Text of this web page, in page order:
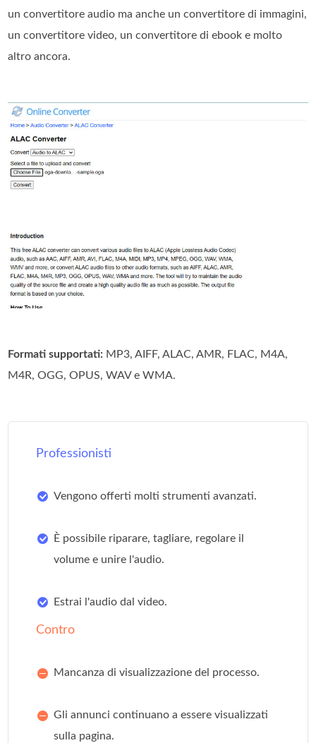
un convertitore audio ma anche un convertitore di immagini,
un convertitore video, un convertitore di ebook e molto
altro ancora.
Formati supportati: MP3, AIFF, ALAC, AMR, FLAC, M4A,
M4R, OGG, OPUS, WAV e WMA.
Professionisti
Vengono offerti molti strumenti avanzati.
È possibile riparare, tagliare, regolare il
volume e unire l'audio.
Estrai l'audio dal video.
Contro
Mancanza di visualizzazione del processo.
Gli annunci continuano a essere visualizzati
sulla pagina.